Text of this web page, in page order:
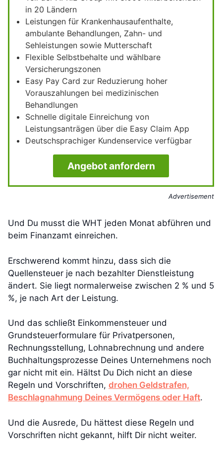
in 20 Ländern
Leistungen für Krankenhausaufenthalte,
ambulante Behandlungen, Zahn- und
Sehleistungen sowie Mutterschaft
Flexible Selbstbehalte und wählbare
Versicherungszonen
Easy Pay Card zur Reduzierung hoher
Vorauszahlungen bei medizinischen
Behandlungen
Schnelle digitale Einreichung von
Leistungsanträgen über die Easy Claim App
Deutschsprachiger Kundenservice verfügbar
Angebot anfordern
Advertisement
Und Du musst die WHT jeden Monat abführen und
beim Finanzamt einreichen.
Erschwerend kommt hinzu, dass sich die
Quellensteuer je nach bezahlter Dienstleistung
ändert. Sie liegt normalerweise zwischen 2 % und 5
%, je nach Art der Leistung.
Und das schließt Einkommensteuer und
Grundsteuerformulare für Privatpersonen,
Rechnungsstellung, Lohnabrechnung und andere
Buchhaltungsprozesse Deines Unternehmens noch
gar nicht mit ein. Hältst Du Dich nicht an diese
Regeln und Vorschriften, drohen Geldstrafen,
Beschlagnahmung Deines Vermögens oder Haft.
Und die Ausrede, Du hättest diese Regeln und
Vorschriften nicht gekannt, hilft Dir nicht weiter.